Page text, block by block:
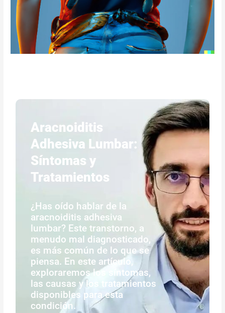
Aracnoiditis
Adhesiva Lumbar:
Síntomas y
Tratamientos
¿Has oído hablar de la
aracnoiditis adhesiva
lumbar? Este transtorno, a
menudo mal diagnosticado,
es más común de lo que se
piensa. En este artículo,
exploraremos los síntomas,
las causas y los tratamientos
disponibles para esta
condición.